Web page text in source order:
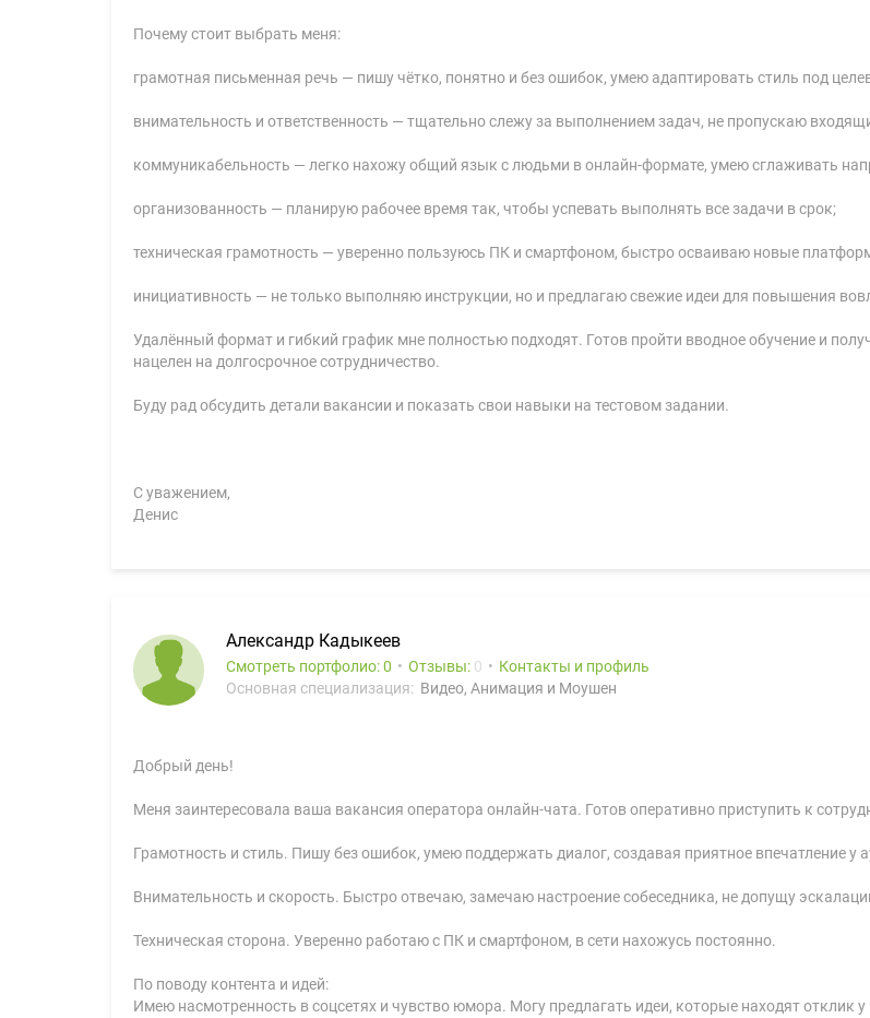
Почему стоит выбрать меня:
грамотная письменная речь — пишу чётко, понятно и без ошибок, умею адаптировать стиль под
внимательность и ответственность — тщательно слежу за выполнением задач, не пропускаю
коммуникабельность — легко нахожу общий язык с людьми в онлайн-формате, умею сглаживать
организованность — планирую рабочее время так, чтобы успевать выполнять все задачи в срок;
техническая грамотность — уверенно пользуюсь ПК и смартфоном, быстро осваиваю новые
инициативность — не только выполняю инструкции, но и предлагаю свежие идеи для повышения
Удалённый формат и гибкий график мне полностью подходят. Готов пройти вводное обучение и
нацелен на долгосрочное сотрудничество.
Буду рад обсудить детали вакансии и показать свои навыки на тестовом задании.
С уважением,
Денис
Александр Кадыкеев
Смотреть портфолио: 0 Отзывы: 0
Контакты и профиль
Основная специализация: Видео, Анимация и Моушен
Добрый день!
Меня заинтересовала ваша вакансия оператора онлайн-чата. Готов оперативно приступить к
Грамотность и стиль. Пишу без ошибок, умею поддержать диалог, создавая приятное впечатление у
Внимательность и скорость. Быстро отвечаю, замечаю настроение собеседника, не допущу
Техническая сторона. Уверенно работаю с ПК и смартфоном, в сети нахожусь постоянно.
По поводу контента и идей:
Имею насмотренность в соцсетях и чувство юмора. Могу предлагать идеи, которые находят отклик